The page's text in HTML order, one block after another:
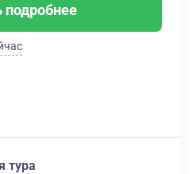
подробнее
тура